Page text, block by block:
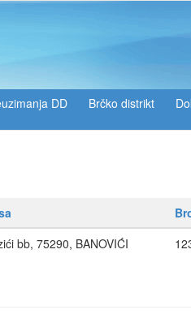
DD Brčko distrikt
bb, 75290, BANOVIĆI